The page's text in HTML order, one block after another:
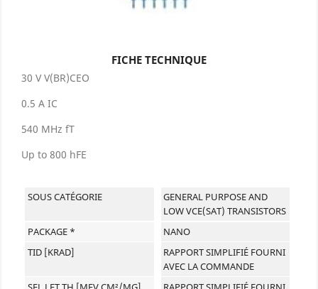
FICHE TECHNIQUE
30 V V(BR)CEO
0.5 A IC
540 MHz fT
Up to 800 hFE
SOUS CATÉGORIE
GENERAL PURPOSE AND
LOW VCE(SAT) TRANSISTORS
PACKAGE *
NANO
TID [KRAD]
RAPPORT SIMPLIFIÉ FOURNI
AVEC LA COMMANDE